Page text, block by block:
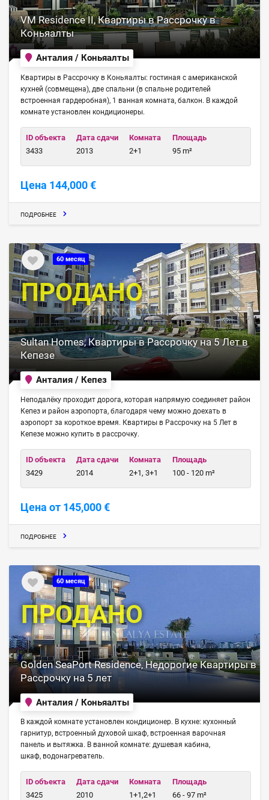
VM Residence II, Квартиры в Рассрочку в
Коньяалты
Анталия / Коньяалты
Квартиры в Рассрочку в Коньяалты: гостиная с американской
кухней (совмещена), две спальни (в спальне родителей
встроенная гардеробная), 1 ванная комната, балкон. В каждой
комнате установлен кондиционеры.
ID объекта
3433
Дата сдачи
2013
Комната
2+1
Площадь
95 m²
Цена 144,000 €
ПОДРОБНЕЕ
60 месяц
Sultan Homes, Квартиры в Рассрочку на 5 Лет в
Кепезе
Анталия / Кепез
Неподалёку проходит дорога, которая напрямую соединяет район
Кепез и район аэропорта, благодаря чему можно доехать в
аэропорт за короткое время. Квартиры в Рассрочку на 5 Лет в
Кепезе можно купить в рассрочку.
ID объекта
3429
Дата сдачи
2014
Комната
2+1, 3+1
Площадь
100 - 120 m²
Цена от 145,000 €
ПРОДАНО
ПОДРОБНЕЕ
60 месяц
Golden SeaPort Residence, Недорогие Квартиры в
Рассрочку на 5 лет
Анталия / Коньяалты
В каждой комнате установлен кондиционер. В кухне: кухонный
гарнитур, встроенный духовой шкаф, встроенная варочная
панель и вытяжка. В ванной комнате: душевая кабина,
шкаф, водонагреватель.
ID объекта
3425
Дата сдачи
2010
Комната
1+1,2+1
Площадь
66 - 97 m²
ПРОДАНО